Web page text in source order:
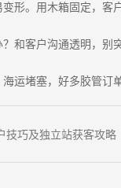
形。用木箱固定，
和客户沟通透明，
运堵塞，好多胶管
技巧及独立站获客攻略